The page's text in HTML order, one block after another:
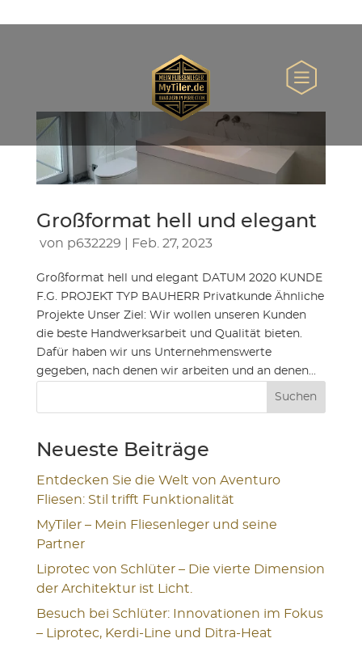
Großformat hell und elegant
von p632229 Feb. 27, 2023
Großformat hell und elegant DATUM 2020 KUNDE
F.G. PROJEKT TYP BAUHERR Privatkunde Ähnliche
Projekte Unser Ziel: Wir wollen unseren Kunden
die beste Handwerksarbeit und Qualität bieten.
Dafür haben wir uns Unternehmenswerte
gegeben, nach denen wir arbeiten und an denen...
Suchen
Neueste Beiträge
Entdecken Sie die Welt von Aventuro
Fliesen: Stil trifft Funktionalität
MyTiler – Mein Fliesenleger und seine
Partner
Liprotec von Schlüter – Die vierte Dimension
der Architektur ist Licht.
Besuch bei Schlüter: Innovationen im Fokus
– Liprotec, Kerdi-Line und Ditra-Heat